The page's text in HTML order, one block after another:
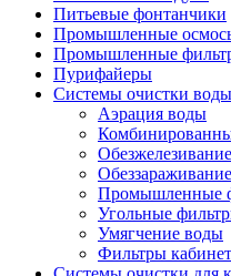
Питьевые фонтанчики
Промышленные
Промышленные
Пурифайеры
Системы очистки воды
Аэрация воды
Промышленные
Угольные
Умягчение воды
Фильтры